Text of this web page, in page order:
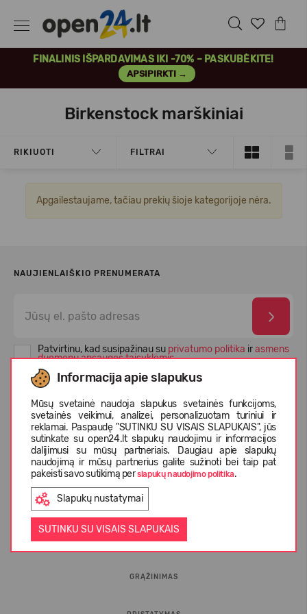
FINALINIS IŠPARDAVIMAS IKI -70% – PASKUBĖKITE!
APSIPIRKTI →
Informacija apie slapukus
Mūsų svetainė naudoja slapukus svetainės funkcijoms,
svetainės veikimui, analizei, personalizuotam turiniui ir
reklamai. Paspaudę "SUTINKU SU VISAIS SLAPUKAIS", jūs
sutinkate su open24.lt slapukų naudojimu ir informacijos
dalijimusi su mūsų partneriais. Daugiau apie slapukų
naudojimą ir mūsų partnerius galite sužinoti bei taip pat
pakeisti savo sutikimą perslapukų naudojimo politika.
Slapukų nustatymai
SUTINKU SU VISAIS SLAPUKAIS
Birkenstock marškiniai
RIKIUOTI FILTRAI
Apgailestaujame, tačiau prekių šioje kategorijoje nėra.
NAUJIENLAIŠKIO PRENUMERATA
Patvirtinu, kad susipažinau su privatumo politika irasmens
duomenų apsaugos taisyklėmis
INFORMACIJA PIRKĖJUI
GRĄŽINIMAS